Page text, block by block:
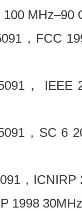
MHz–90
，FCC
， IEEE
，SC 6
，
1998